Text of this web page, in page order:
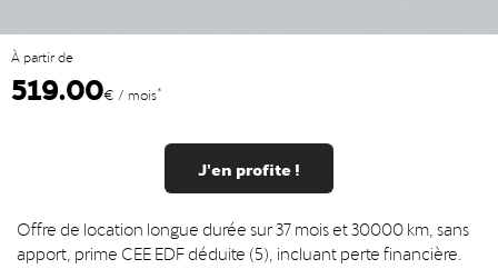
À partir de
519.00€ / mois*
J'en profite !
Offre de location longue durée sur 37 mois et 30000 km, sans
apport, prime CEE EDF déduite (5), incluant perte financière.